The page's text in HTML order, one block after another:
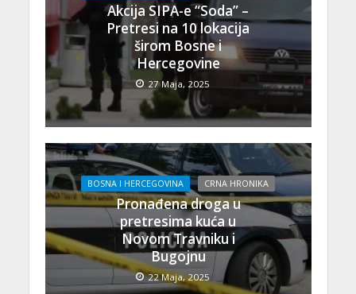
Akcija SIPA-e “Soda” –
Pretresi na 10 lokacija
širom Bosne i
Hercegovine
27 Maja, 2025
BOSNA I HERCEGOVINA CRNA HRONIKA
Pronađena droga u
pretresima kuća u
Novom Travniku i
Bugojnu
22 Maja, 2025